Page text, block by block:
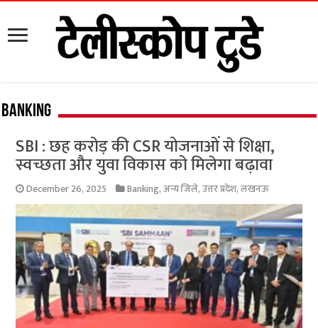
Banking
SBI : छह करोड़ की CSR योजनाओं से शिक्षा,
स्वच्छता और युवा विकास को मिलेगा बढ़ावा
December 26, 2025 Banking,अन्य जिले,उत्तर प्रदेश,लखनऊ